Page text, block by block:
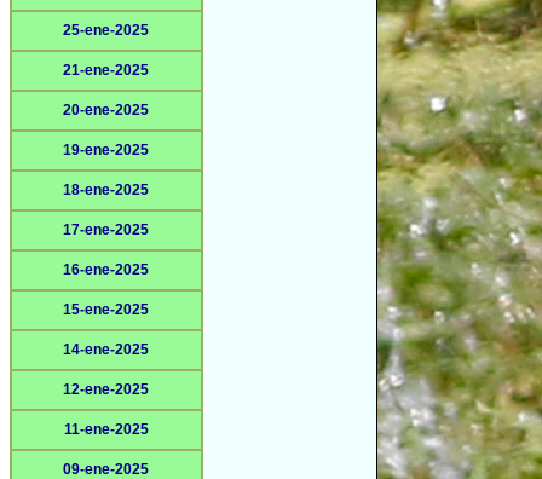
25-ene-2025
21-ene-2025
20-ene-2025
19-ene-2025
18-ene-2025
17-ene-2025
16-ene-2025
15-ene-2025
14-ene-2025
12-ene-2025
11-ene-2025
09-ene-2025